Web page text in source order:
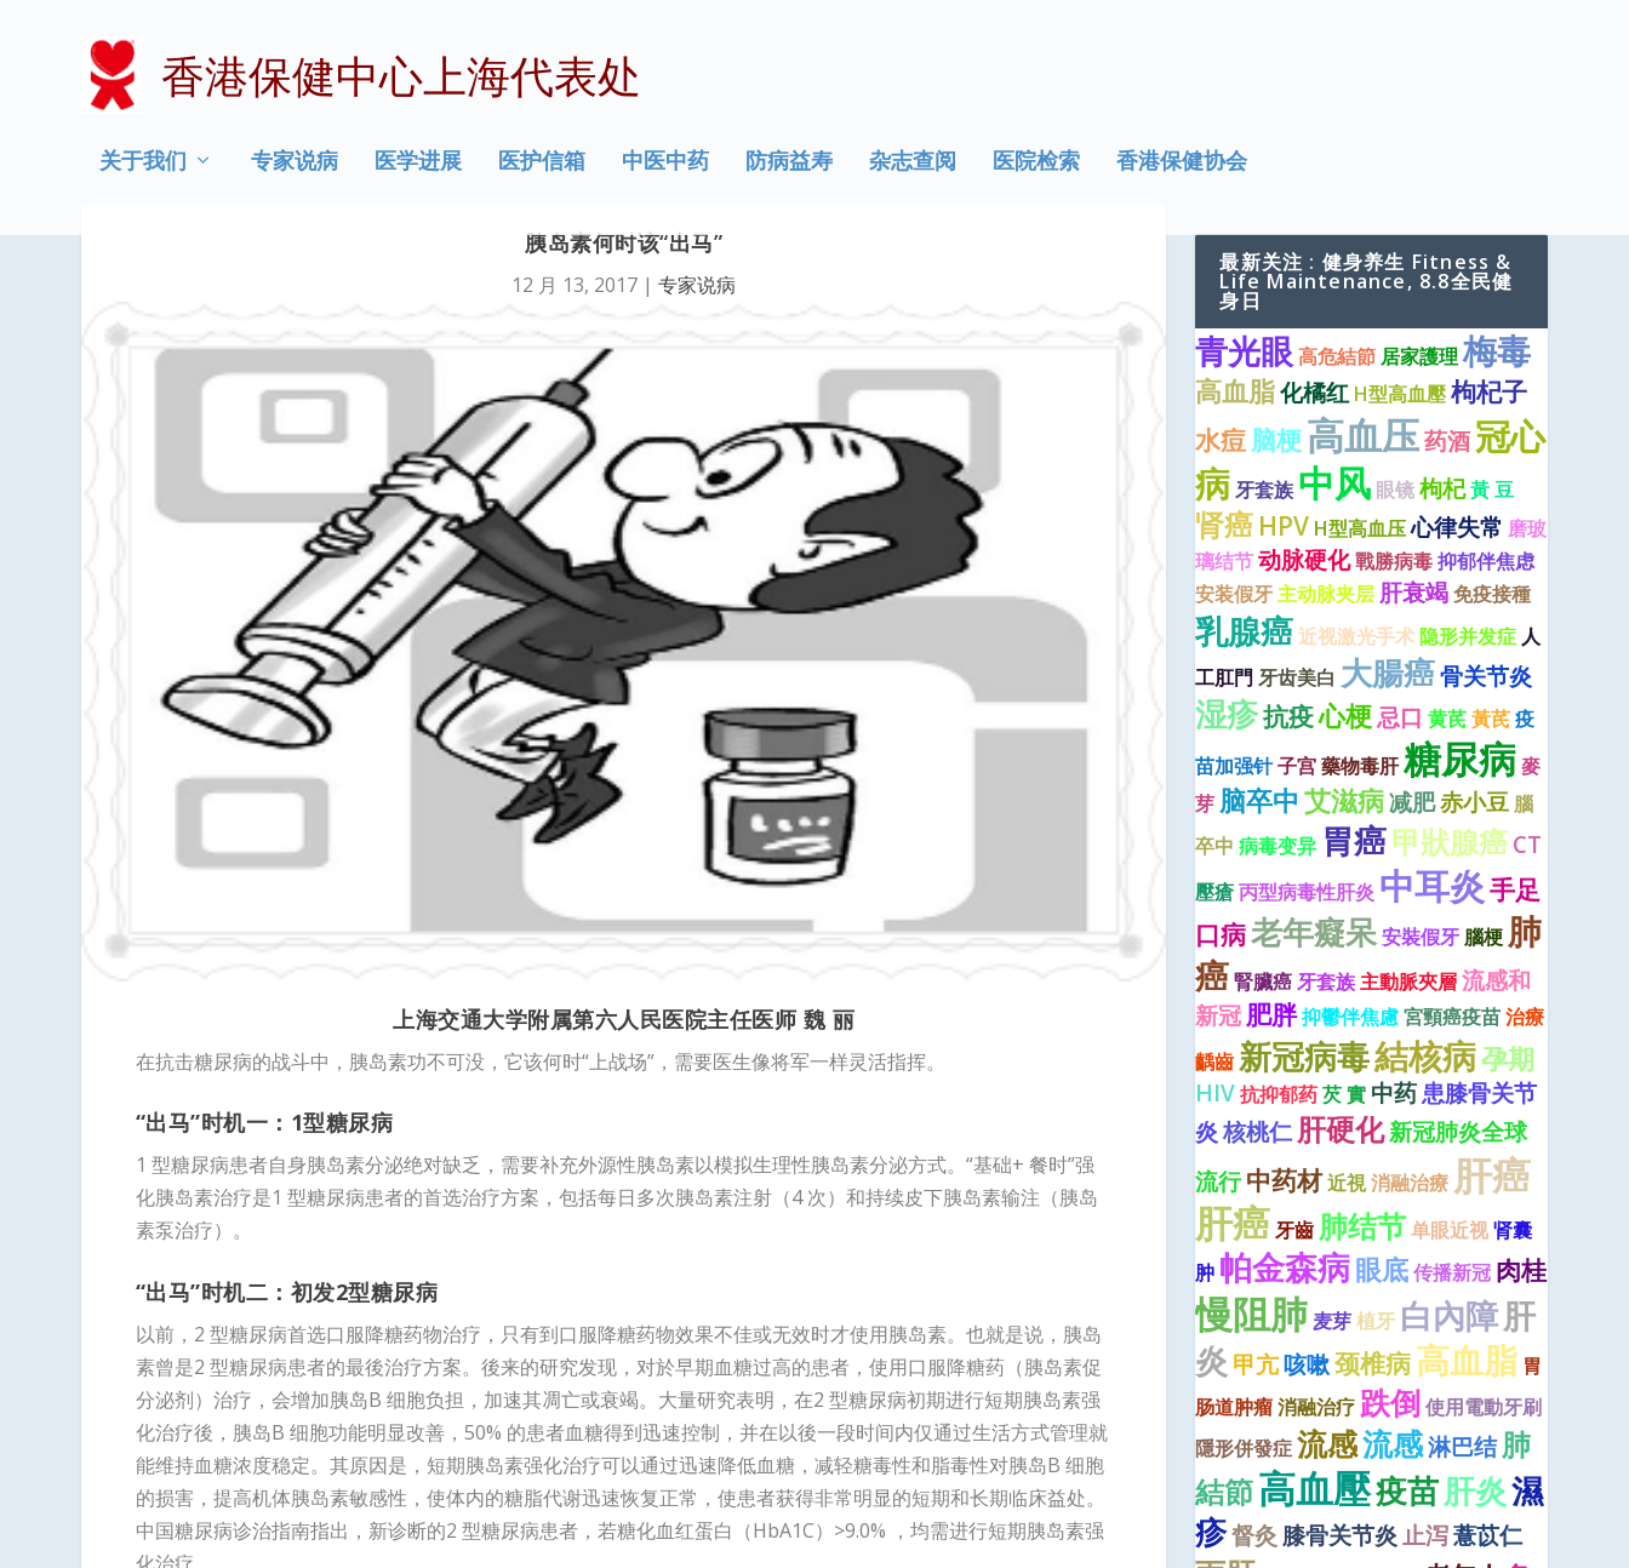
香港保健中心上海代表处
关于我们 专家说病 医学进展 医护信箱 中医中药 防病益寿 杂志查阅 医院检索 香港保健协会
胰岛素何时该“出马”
12 月 13, 2017 |专家说病
上海交通大学附属第六人民医院主任医师 魏 丽
在抗击糖尿病的战斗中，胰岛素功不可没，它该何时“上战场”，需要医生像将军一样灵活指挥。
“出马”时机一： 1型糖尿病
1 型糖尿病患者自身胰岛素分泌绝对缺乏，需要补充外源性胰岛素以模拟生理性胰岛素分泌方式。“基础+ 餐时”强
化胰岛素治疗是1 型糖尿病患者的首选治疗方案，包括每日多次胰岛素注射（4 次）和持续皮下胰岛素输注（胰岛
素泵治疗）。
“出马”时机二：初发2型糖尿病
以前，2 型糖尿病首选口服降糖药物治疗，只有到口服降糖药物效果不佳或无效时才使用胰岛素。也就是说，胰岛
素曾是2 型糖尿病患者的最後治疗方案。後来的研究发现，对於早期血糖过高的患者，使用口服降糖药（胰岛素促
分泌剂）治疗，会增加胰岛B 细胞负担，加速其凋亡或衰竭。大量研究表明，在2 型糖尿病初期进行短期胰岛素强
化治疗後，胰岛B 细胞功能明显改善，50% 的患者血糖得到迅速控制，并在以後一段时间内仅通过生活方式管理就
能维持血糖浓度稳定。其原因是，短期胰岛素强化治疗可以通过迅速降低血糖，减轻糖毒性和脂毒性对胰岛B 细胞
的损害，提高机体胰岛素敏感性，使体内的糖脂代谢迅速恢复正常，使患者获得非常明显的短期和长期临床益处。
中国糖尿病诊治指南指出，新诊断的2 型糖尿病患者，若糖化血红蛋白（HbA1C）>9.0% ，均需进行短期胰岛素强
最新关注 : 健身养生 Fitness &
Life Maintenance, 8.8全民健
身日
青光眼 高危結節 居家護理 梅毒
高血脂化橘红 H型高血壓枸杞子
水痘脑梗高血压药酒冠心
病牙套族 中风 眼镜枸杞黃 豆
肾癌 HPV H型高血压心律失常 磨玻
璃结节动脉硬化戰勝病毒抑郁伴焦虑
安装假牙主动脉夹层肝衰竭免疫接種
乳腺癌近视激光手术隐形并发症 人
工肛門 牙齿美白 大腸癌骨关节炎
湿疹抗疫心梗忌口 黄芪黃芪疫
苗加强针子宫藥物毒肝糖尿病麥
芽脑卒中 艾滋病减肥赤小豆 腦
卒中 病毒变异 胃癌甲狀腺癌CT
壓瘡丙型病毒性肝炎 中耳炎手足
口病老年癡呆安裝假牙 腦梗 肺
癌腎臟癌牙套族主動脈夾層流感和
新冠肥胖抑鬱伴焦慮宮頸癌疫苗治療
齲齒新冠病毒結核病孕期
HIV抗抑郁药芡 實 中药患膝骨关节
炎核桃仁肝硬化新冠肺炎全球
流行中药材近視消融治療 肝癌
肝癌牙齒 肺结节单眼近视肾囊
肿 帕金森病眼底传播新冠 肉桂
慢阻肺 麦芽植牙 白內障肝
炎 甲亢咳嗽颈椎病高血脂 胃
肠道肿瘤消融治疗 跌倒使用電動牙刷
隱形併發症流感流感淋巴结肺
結節高血壓疫苗肝炎濕
疹督灸 膝骨关节炎止泻薏苡仁